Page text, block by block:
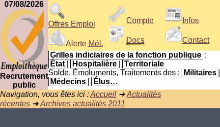
07/08/2026
Recrutement
public
Offres Emploi
Alerte Mél.
Compte
Docs
Infos
Contact
Grilles indiciaires de la fonction publique :
État
Hospitalière
Territoriale
Solde, Émoluments, Traitements des :
Militaires
Médecins
Élus…
Navigation, vous êtes ici :Accueil ➜Actualités
récentes ➜Archives actualités 2011